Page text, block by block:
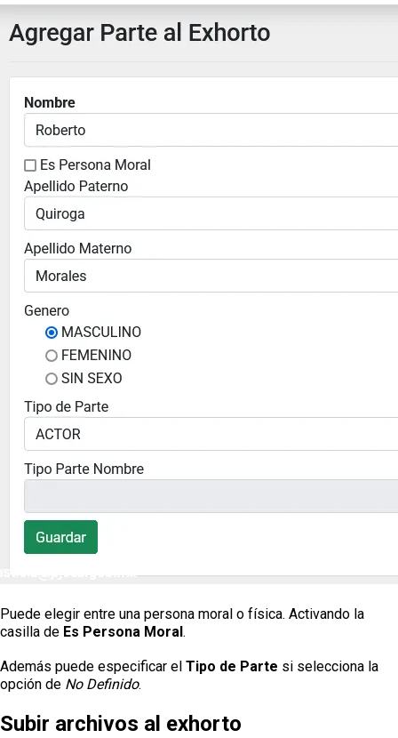
Puede elegir entre una persona moral o física. Activando la
casilla de Es Persona Moral .
Además puede especificar el Tipo de Parte si selecciona la
opción de No Definido.
Subir archivos al exhorto